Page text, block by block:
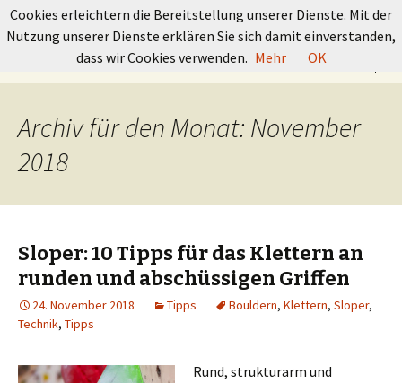
GRUNDKURS BOULDERN
Springe
nach:
Archiv für den Monat: November
2018
Sloper: 10 Tipps für das Klettern an
runden und abschüssigen Griffen
24. November 2018 Tipps Bouldern, Klettern, Sloper,
Technik, Tipps
Rund, strukturarm und
Cookies erleichtern die Bereitstellung unserer Dienste. Mit der
Nutzung unserer Dienste erklären Sie sich damit einverstanden,
dass wir Cookies verwenden. Mehr OK